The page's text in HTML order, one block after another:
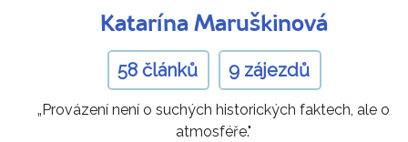
Katarína Maruškinová
58 článků 9 zájezdů
„Provázení není o suchých historických faktech, ale o
atmosféře."